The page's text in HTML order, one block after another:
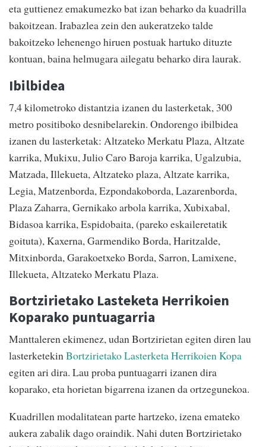
eta guttienez emakumezko bat izan beharko da kuadrilla
bakoitzean. Irabazlea zein den aukeratzeko talde
bakoitzeko lehenengo hiruen postuak hartuko dituzte
kontuan, baina helmugara ailegatu beharko dira laurak.
Ibilbidea
7,4 kilometroko distantzia izanen du lasterketak, 300
metro positiboko desnibelarekin. Ondorengo ibilbidea
izanen du lasterketak: Altzateko Merkatu Plaza, Altzate
karrika, Mukixu, Julio Caro Baroja karrika, Ugalzubia,
Matzada, Illekueta, Altzateko plaza, Altzate karrika,
Legia, Matzenborda, Ezpondakoborda, Lazarenborda,
Plaza Zaharra, Gernikako arbola karrika, Xubixabal,
Bidasoa karrika, Espidobaita, (pareko eskaileretatik
goituta), Kaxerna, Garmendiko Borda, Haritzalde,
Mitxinborda, Garakoetxeko Borda, Sarron, Lamixene,
Illekueta, Altzateko Merkatu Plaza.
Bortzirietako Lasteketa Herrikoien
Koparako puntuagarria
Manttaleren ekimenez, udan Bortzirietan egiten diren lau
lasterketekinBortzirietako Lasterketa Herrikoien Kopa
egiten ari dira. Lau proba puntuagarri izanen dira
koparako, eta horietan bigarrena izanen da ortzegunekoa.
Kuadrillen modalitatean parte hartzeko, izena emateko
aukera zabalik dago oraindik. Nahi duten Bortzirietako